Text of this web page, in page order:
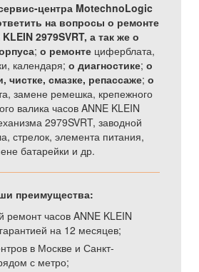
центра MotechnoLogic
на вопросы о ремонте
2979SVRT, а так же о
; о ремонтециферблата,
календаря; о диагностике; о
чистке, смазке, репассаже; о
замене ремешка, крепежного
валика часов ANNE KLEIN
2979SVRT, заводной
стрелок, элемента питания,
батарейки и др.
преимущества:
ремонт часов ANNE KLEIN
на 12 месяцев;
в Москве и Санкт-
с метро;